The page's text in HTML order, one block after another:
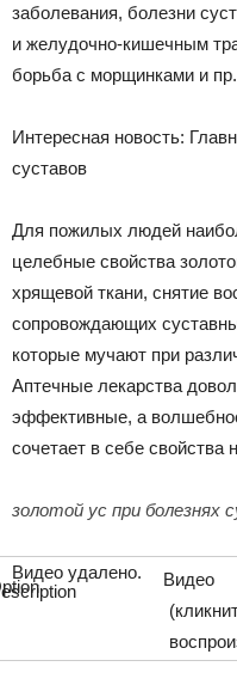
заболевания, болезни
и желудочно-кишечным
борьба с морщинками и пр.
Интересная новость:
суставов
Для пожилых людей
целебные свойства
хрящевой ткани, снятие
сопровождающих
которые мучают при
Аптечные лекарства
эффективные, а
сочетает в себе свойства
золотой ус при болезнях
Видео удалено.
Видео